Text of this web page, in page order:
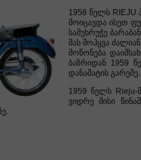
1958 წელს RIEJU
მოიცავდა ისეთ
სამუხრუჭე
მას მოჰყვა
მოწონება
ბაზრიდან 1959
დანამატის
1959 წელს
ვიდრე მისი